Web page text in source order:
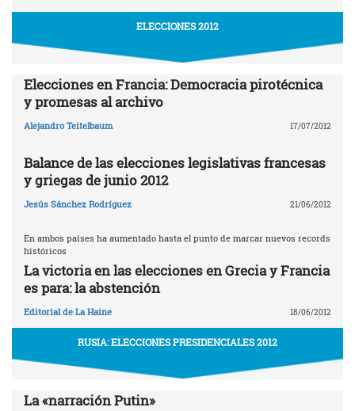
ELECCIONES 2012
Elecciones en Francia: Democracia pirotécnica
y promesas al archivo
Alejandro Teitelbaum 17/07/2012
Balance de las elecciones legislativas francesas
y griegas de junio 2012
Jesús Sánchez Rodríguez 21/06/2012
En ambos países ha aumentado hasta el punto de marcar nuevos records
históricos
La victoria en las elecciones en Grecia y Francia
es para: la abstención
Editorial de La Haine 18/06/2012
RUSIA: ELECCIONES PRESIDENCIALES 2012
La «narración Putin»